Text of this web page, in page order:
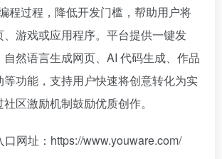
程过程，降低开发门槛，帮助用户将
游戏或应用程序。平台提供一键发
然语言生成网页、AI 代码生成、作品
功能，支持用户快速将创意转化为实
区激励机制鼓励优质创作。
口网址：https://www.youware.com/